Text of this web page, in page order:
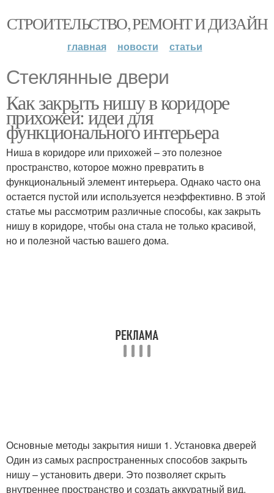
СТРОИТЕЛЬСТВО, РЕМОНТ И ДИЗАЙН
главная новости статьи
Стеклянные двери
Как закрыть нишу в коридоре
прихожей: идеи для
функционального интерьера
Ниша в коридоре или прихожей – это полезное
пространство, которое можно превратить в
функциональный элемент интерьера. Однако часто она
остается пустой или используется неэффективно. В этой
статье мы рассмотрим различные способы, как закрыть
нишу в коридоре, чтобы она стала не только красивой,
но и полезной частью вашего дома.
Основные методы закрытия ниши 1. Установка дверей
Один из самых распространенных способов закрыть
нишу – установить двери. Это позволяет скрыть
внутреннее пространство и создать аккуратный вид.